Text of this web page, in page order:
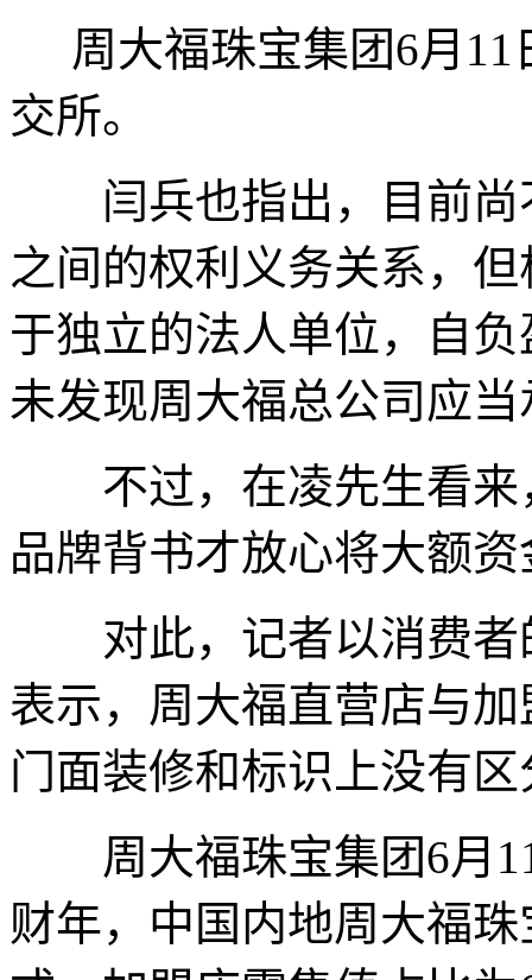
周大福珠宝集团6月
交所。
闫兵也指出，目前尚
之间的权利义务关系，
于独立的法人单位，自
未发现周大福总公司应
不过，在凌先生看来
品牌背书才放心将大额
对此，记者以消费者
表示，周大福直营店与
门面装修和标识上没有区
周大福珠宝集团6月11
财年，中国内地周大福